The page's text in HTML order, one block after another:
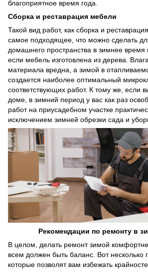
благоприятное время года.
Сборка и реставрация мебели
Такой вид работ, как сборка и
самое подходящее, что можно сделать
домашнего пространства в зимнее время
если мебель изготовлена из дерева.
материала вредна, а зимой в
создается наиболее оптимальный
соответствующих работ. К тому же, если
доме, в зимний период у вас как раз
работ на приусадебном участке
исключением зимней обрезки сада и
Рекомендации по ремонту в
В целом, делать ремонт зимой
всем должен быть баланс. Вот несколько
которые позволят вам избежать